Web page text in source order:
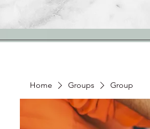
Home Groups Group